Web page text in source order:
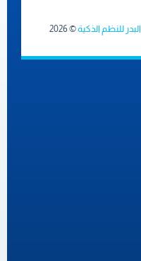
البدر للنظم الذكية© 2026